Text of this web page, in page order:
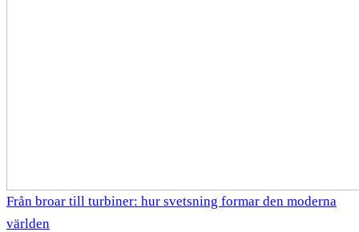
Från broar till turbiner: hur svetsning formar den moderna
världen